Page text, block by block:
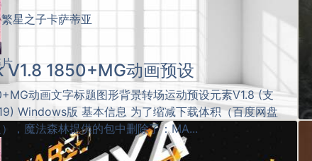
繁星之子卡萨蒂亚
V1.8 1850+MG动画预设
动画文字标题图形背景转场运动预设元素V1.8 (支
Windows版 基本信息 为了缩减下载体积（百度网盘
，魔法森林提供的包中删除了：MA...